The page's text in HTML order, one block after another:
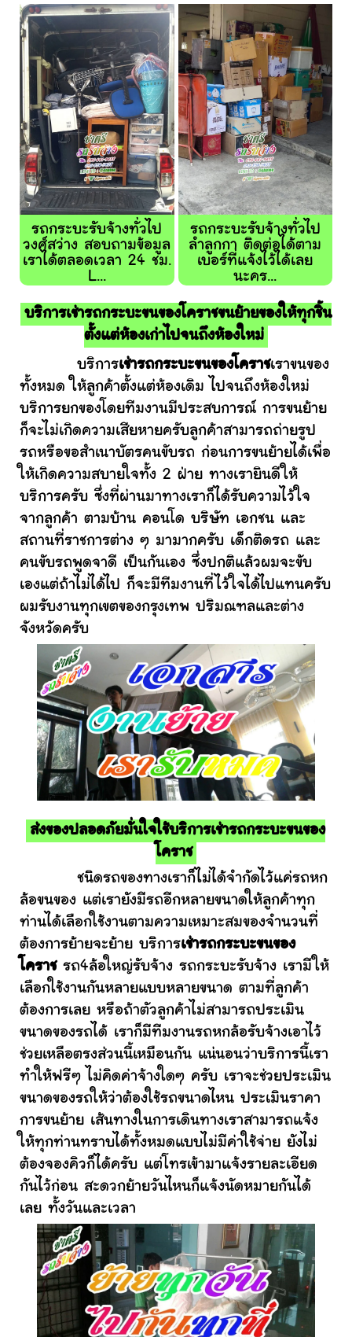
รถกระบะรับจ้างทั่วไป
วงศ์สว่าง สอบถามข้อมูล
เราได้ตลอดเวลา 24 ชม.
L...
รถกระบะรับจ้างทั่วไป
ลำลูกกา ติดต่อได้ตาม
เบอร์ที่แจ้งไว้ได้เลย
นะคร...
บริการเช่ารถกระบะขนของโคราชขนย้ายของให้ทุกชิ้น
ตั้งแต่ห้องเก่าไปจนถึงห้องใหม่
บริการเช่ารถกระบะขนของโคราชเราขนของ
ทั้งหมด ให้ลูกค้าตั้งแต่ห้องเดิม ไปจนถึงห้องใหม่
บริการยกของโดยทีมงานมีประสบการณ์ การขนย้าย
ก็จะไม่เกิดความเสียหายครับลูกค้าสามารถถ่ายรูป
รถหรือขอสำเนาบัตรคนขับรถ ก่อนการขนย้ายได้เพื่อ
ให้เกิดความสบายใจทั้ง 2 ฝ่าย ทางเรายินดีให้
บริการครับ ซึ่งที่ผ่านมาทางเราก็ได้รับความไว้ใจ
จากลูกค้า ตามบ้าน คอนโด บริษัท เอกชน และ
สถานที่ราชการต่าง ๆ มามากครับ เด็กติดรถ และ
คนขับรถพูดจาดี เป็นกันเอง ซึ่งปกติแล้วผมจะขับ
เองแต่ถ้าไม่ได้ไป ก็จะมีทีมงานที่ไว้ใจได้ไปแทนครับ
ผมรับงานทุกเขตของกรุงเทพ ปริมณฑลและต่าง
จังหวัดครับ
ส่งของปลอดภัยมั่นใจใช้บริการเช่ารถกระบะขนของ
โคราช
ชนิดรถของทางเราก็ไม่ได้จำกัดไว้แค่รถหก
ล้อขนของ แต่เรายังมีรถอีกหลายขนาดให้ลูกค้าทุก
ท่านได้เลือกใช้งานตามความเหมาะสมของจำนวนที่
ต้องการย้ายจะย้าย บริการเช่ารถกระบะขนของ
โคราชรถ4ล้อใหญ่รับจ้าง รถกระบะรับจ้าง เรามีให้
เลือกใช้งานกันหลายแบบหลายขนาด ตามที่ลูกค้า
ต้องการเลย หรือถ้าตัวลูกค้าไม่สามารถประเมิน
ขนาดของรถได้ เราก็มีทีมงานรถหกล้อรับจ้างเอาไว้
ช่วยเหลือตรงส่วนนี้เหมือนกัน แน่นอนว่าบริการนี้เรา
ทำให้ฟรีๆ ไม่คิดค่าจ้างใดๆ ครับ เราจะช่วยประเมิน
ขนาดของรถให้ว่าต้องใช้รถขนาดไหน ประเมินราคา
การขนย้าย เส้นทางในการเดินทางเราสามารถแจ้ง
ให้ทุกท่านทราบได้ทั้งหมดแบบไม่มีค่าใช้จ่าย ยังไม่
ต้องจองคิวก็ได้ครับ แต่โทรเข้ามาแจ้งรายละเอียด
กันไว้ก่อน สะดวกย้ายวันไหนก็แจ้งนัดหมายกันได้
เลย ทั้งวันและเวลา